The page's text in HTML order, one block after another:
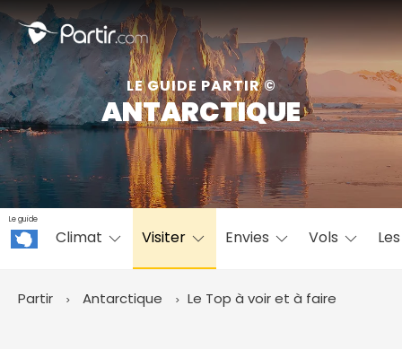
LE GUIDE PARTIR ©
ANTARCTIQUE
Le guide
Climat Visiter Envies Vols
Partir Antarctique Le Top à voir et à faire
Fermer
📍 Destinations populaires
☀️ Où partir par mois
Février Mars
Juillet
Août Septembre
Octobre